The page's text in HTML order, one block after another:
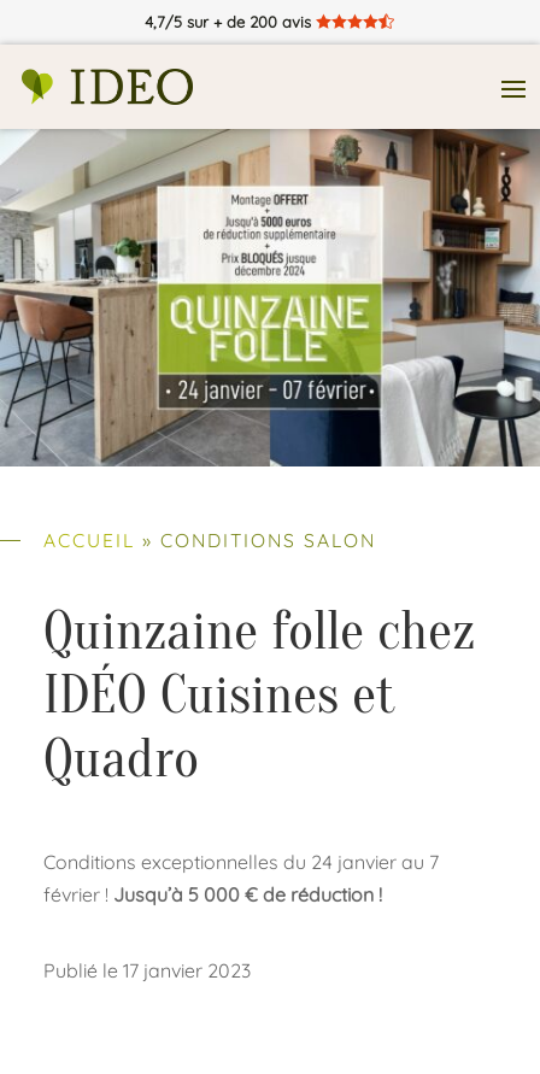
4,7/5 sur + de 200 avis
ACCUEIL » CONDITIONS SALON
Quinzaine folle chez
IDÉO Cuisines et
Quadro
Conditions exceptionnelles du 24 janvier au 7
février ! Jusqu’à 5 000 € de réduction !
Publié le 17 janvier 2023